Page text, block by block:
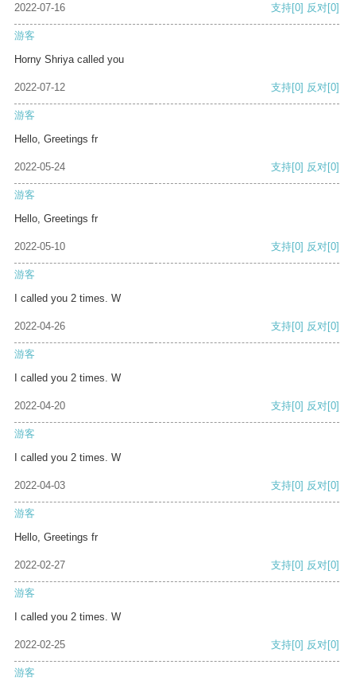
2022-07-16 支持[0] 反对[0]
游客
Horny Shriya called you
2022-07-12 支持[0] 反对[0]
游客
Hello, Greetings fr
2022-05-24 支持[0] 反对[0]
游客
Hello, Greetings fr
2022-05-10 支持[0] 反对[0]
游客
I called you 2 times. W
2022-04-26 支持[0] 反对[0]
游客
I called you 2 times. W
2022-04-20 支持[0] 反对[0]
游客
I called you 2 times. W
2022-04-03 支持[0] 反对[0]
游客
Hello, Greetings fr
2022-02-27 支持[0] 反对[0]
游客
I called you 2 times. W
2022-02-25 支持[0] 反对[0]
游客